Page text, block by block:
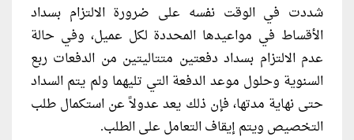
شددت في الوقت نفسه على ضرورة الالتزام بسداد
الأقساط في مواعيدها المحددة لكل عميل، وفي حالة
عدم الالتزام بسداد دفعتين متتاليتين من الدفعات ربع
السنوية وحلول موعد الدفعة التي تليهما ولم يتم السداد
حتى نهاية مدتها، فإن ذلك يعد عدولاً عن استكمال طلب
التخصيص ويتم إيقاف التعامل على الطلب.